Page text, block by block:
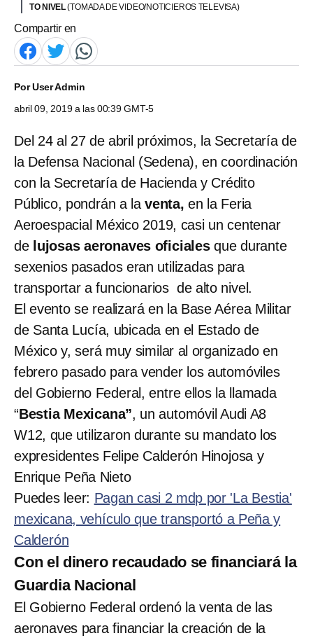
TO NIVEL(TOMADA DE VIDEO/NOTICIEROS TELEVISA)
Compartir en
PorUser Admin
abril 09, 2019 a las 00:39 GMT-5
Del 24 al 27 de abril próximos, la Secretaría de
la Defensa Nacional (Sedena), en coordinación
con la Secretaría de Hacienda y Crédito
Público, pondrán a laventa, en la Feria
Aeroespacial México 2019, casi un centenar
de lujosas aeronaves oficialesque durante
sexenios pasados eran utilizadas para
transportar a funcionarios de alto nivel.
El evento se realizará en la Base Aérea Militar
de Santa Lucía, ubicada en el Estado de
México y, será muy similar al organizado en
febrero pasado para vender los automóviles
del Gobierno Federal, entre ellos la llamada
“Bestia Mexicana”, un automóvil Audi A8
W12, que utilizaron durante su mandato los
expresidentes Felipe Calderón Hinojosa y
Enrique Peña Nieto
Puedes leer: Pagan casi 2 mdp por 'La Bestia'
mexicana, vehículo que transportó a Peña y
Calderón
Con el dinero recaudado se financiará la
Guardia Nacional
El Gobierno Federal ordenó la venta de las
aeronaves para financiar la creación de la